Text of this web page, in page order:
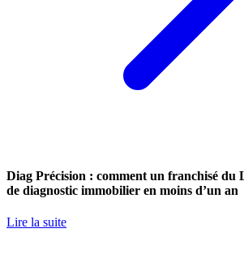
Diag Précision : comment un franchisé du
de diagnostic immobilier en moins d’un an
Lire la suite